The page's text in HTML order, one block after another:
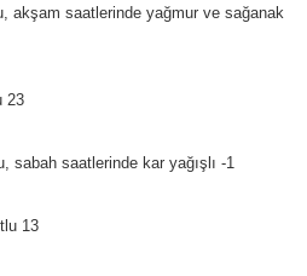
akşam saatlerinde yağmur ve sağanak
23
sabah saatlerinde kar yağışlı -1
13